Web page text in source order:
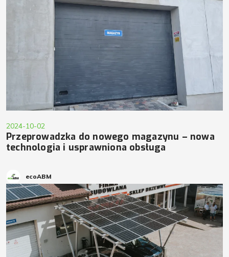
2024-10-02
Przeprowadzka do nowego magazynu – nowa
technologia i usprawniona obsługa
ecoABM